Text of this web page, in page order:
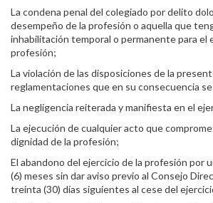
La condena penal del colegiado por delito
desempeño de la profesión o aquella que
inhabilitación temporal o permanente para el
profesión;
La violación de las disposiciones de la
reglamentaciones que en su consecuencia
La negligencia reiterada y manifiesta en el
La ejecución de cualquier acto que
dignidad de la profesión;
El abandono del ejercicio de la profesión por
(6) meses sin dar aviso previo al Consejo
treinta (30) días siguientes al cese del